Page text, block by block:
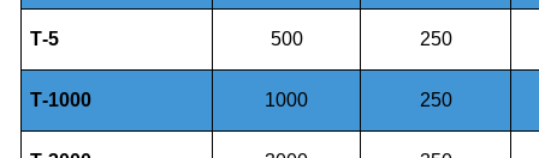
Т-5 500 250
Т-1000 1000 250